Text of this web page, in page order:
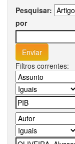
Pesquisar:
por
Filtros correntes: